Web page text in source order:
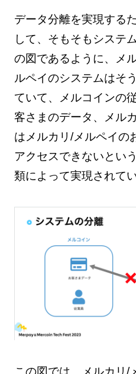
データ分離を実現する
して、そもそもシステ
の図であるように、メ
ルペイのシステムはそ
ていて、メルコインの
客さまのデータ、メル
はメルカリ/メルペイの
アクセスできないとい
類によって実現されてい
この図では、メルカリ/